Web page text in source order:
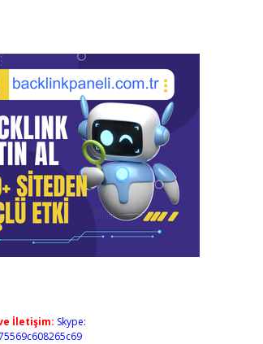
İletişim: Skype: